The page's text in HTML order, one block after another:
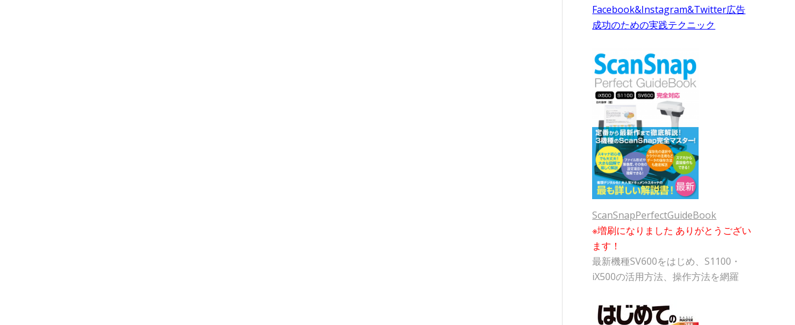
Facebook&Instagram&Twitter広告
成功のための実践テクニック
ScanSnapPerfectGuideBook
※増刷になりました ありがとうござい
ます！
最新機種SV600をはじめ、S1100・
iX500の活用方法、操作方法を網羅